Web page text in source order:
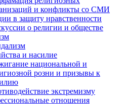
и конфликты со СМИ
в защиту нравственности
о религии и обществе
и насилие
национальной и
розни и призывы к
экстремизму
отношения